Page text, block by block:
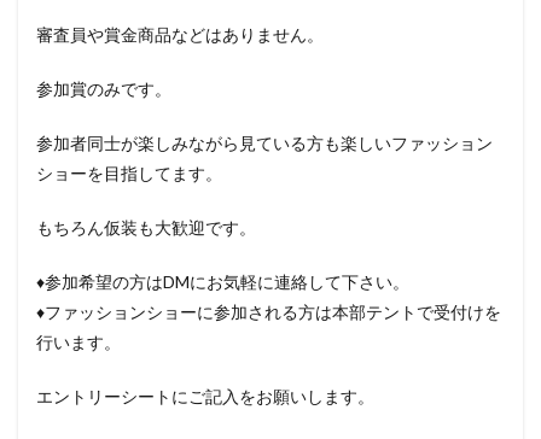
審査員や賞金商品などはありません。
参加賞のみです。
参加者同士が楽しみながら見ている方も楽しいファッション
ショーを目指してます。
もちろん仮装も大歓迎です。
♦︎参加希望の方はDMにお気軽に連絡して下さい。
♦︎ファッションショーに参加される方は本部テントで受付けを
行います。
エントリーシートにご記入をお願いします。